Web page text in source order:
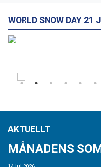
WORLD SNOW DAY 21
AKTUELLT
MÅNADENS